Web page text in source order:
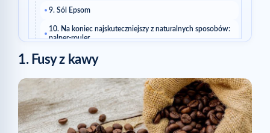
9. Sól Epsom
10. Na koniec najskuteczniejszy z naturalnych sposobów:
palper-rouler
Powiązane artykuły
1. Fusy z kawy